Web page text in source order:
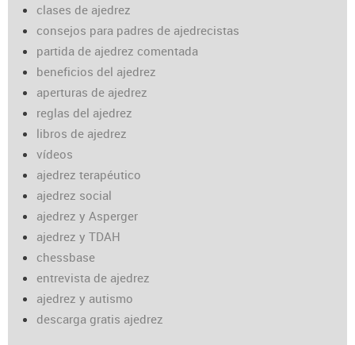
clases de ajedrez
consejos para padres de ajedrecistas
partida de ajedrez comentada
beneficios del ajedrez
aperturas de ajedrez
reglas del ajedrez
libros de ajedrez
vídeos
ajedrez terapéutico
ajedrez social
ajedrez y Asperger
ajedrez y TDAH
chessbase
entrevista de ajedrez
ajedrez y autismo
descarga gratis ajedrez